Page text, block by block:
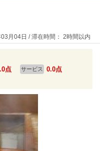
月04日 / 滞在時間： 2時間以内
点 サービス 0.0点